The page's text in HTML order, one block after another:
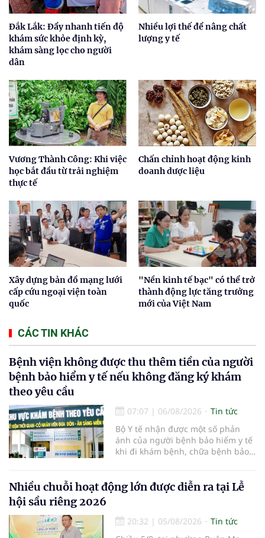
Đắk Lắk: Đẩy nhanh tiến độ
khám sức khỏe định kỳ,
khám sàng lọc cho người
dân
Nhiều lợi thế để nâng chất
lượng y tế
Vương Thành Công: Khi việc
học bắt đầu từ trải nghiệm
thực tế
Chấn chỉnh hoạt động kinh
doanh dược liệu
Xây dựng bản đồ mạng lưới
cấp cứu ngoại viện toàn
quốc
"Nền kinh tế bạc" có thể trở
thành động lực tăng trưởng
mới của Việt Nam
CÁC TIN KHÁC
Bệnh viện không được thu thêm tiền của người
bệnh bảo hiểm y tế nếu không đăng ký khám
theo yêu cầu
07:07 | 06/08/2026
Tin tức
Bộ Y tế nhận được một số phản
ánh của người bệnh bảo hiểm y tế
khi đi khám bệnh, chữa bệnh bảo
bệnh, chữa bệnh theo yêu cầu
nhưng vẫn phải nộp thêm các chi
phần cùng chi trả.
Nhiều chuỗi hoạt động lớn được diễn ra tại Lễ
hội sầu riêng 2026
20:32 | 05/08/2026
Tin tức